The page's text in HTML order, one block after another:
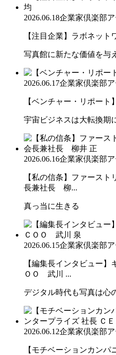
2026.06.18企業家倶楽部
【注目企業】ラボネッ
写真館に新たな価値を与
2026.06.17企業家倶楽部
【ベンチャー・リポート
宇宙ビジネスは大転換期
2026.06.16企業家倶楽部
【私の信条】ファース
長兼社長 柳...
真っ当に生きる
2026.06.15企業家倶楽部
【編集長インタビュー】
ＯＯ 武川 ...
デジタル時代も写真は心
2026.06.12企業家倶楽部
【モチベーションカン